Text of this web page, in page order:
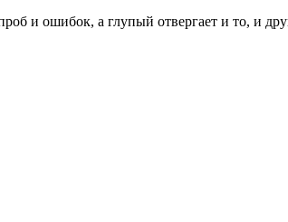
и ошибок, а глупый отвергает и то, и